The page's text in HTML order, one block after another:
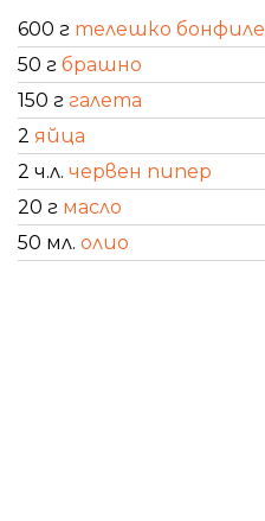
600 г телешко бонфиле
50 г брашно
150 г галета
2 яйца
2 ч.л. червен пипер
20 г масло
50 мл. олио